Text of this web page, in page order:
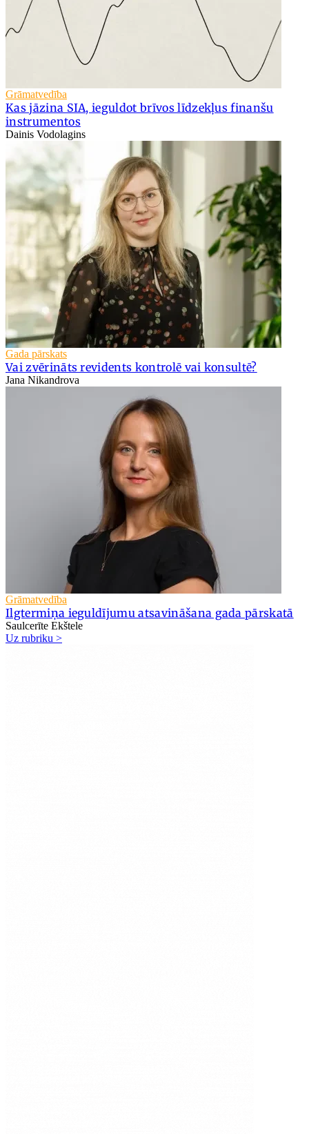
Grāmatvedība
Kas jāzina SIA, ieguldot brīvos līdzekļus finanšu
instrumentos
Dainis Vodolagins
Gada pārskats
Vai zvērināts revidents kontrolē vai konsultē?
Jana Nikandrova
Grāmatvedība
Ilgtermiņa ieguldījumu atsavināšana gada pārskatā
Saulcerīte Ekštele
Uz rubriku >